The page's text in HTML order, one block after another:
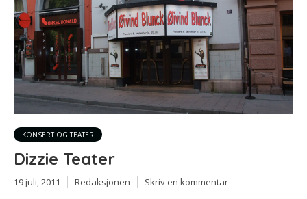
KONSERT OG TEATER
Dizzie Teater
19 juli, 2011 Redaksjonen Skriv en kommentar